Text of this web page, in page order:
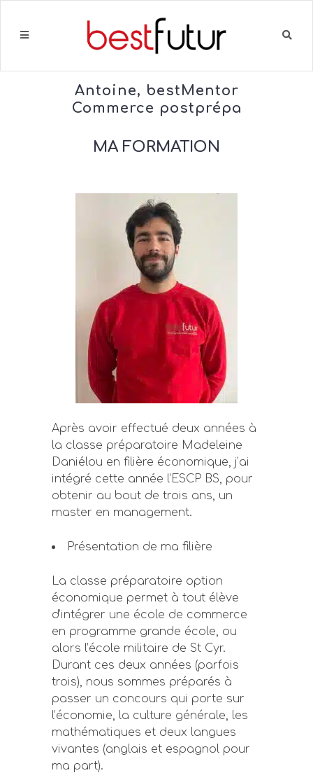
Antoine, bestMentor
Commerce postprépa
MA FORMATION
Après avoir effectué deux années à
la classe préparatoire Madeleine
Daniélou en filière économique, j’ai
intégré cette année l’ESCP BS, pour
obtenir au bout de trois ans, un
master en management.
Présentation de ma filière
La classe préparatoire option
économique permet à tout élève
d’intégrer une école de commerce
en programme grande école, ou
alors l’école militaire de St Cyr.
Durant ces deux années (parfois
trois), nous sommes préparés à
passer un concours qui porte sur
l’économie, la culture générale, les
mathématiques et deux langues
vivantes (anglais et espagnol pour
ma part).